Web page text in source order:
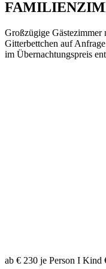
Großzügige
Gitterbettchen auf
im Übernachtungspreis
ab € 230 je Person I Kind